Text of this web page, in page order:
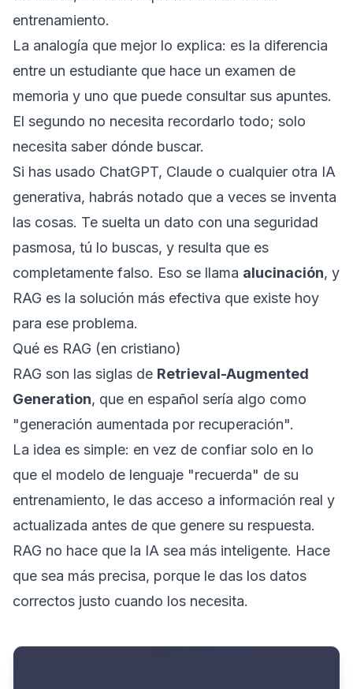
entrenamiento.
La analogía que mejor lo explica: es la diferencia
entre un estudiante que hace un examen de
memoria y uno que puede consultar sus apuntes.
El segundo no necesita recordarlo todo; solo
necesita saber dónde buscar.
Si has usado ChatGPT, Claude o cualquier otra IA
generativa, habrás notado que a veces se inventa
las cosas. Te suelta un dato con una seguridad
pasmosa, tú lo buscas, y resulta que es
completamente falso. Eso se llama alucinación, y
RAG es la solución más efectiva que existe hoy
para ese problema.
Qué es RAG (en cristiano)
RAG son las siglas de Retrieval-Augmented
Generation, que en español sería algo como
"generación aumentada por recuperación".
La idea es simple: en vez de confiar solo en lo
que el modelo de lenguaje "recuerda" de su
entrenamiento, le das acceso a información real y
actualizada antes de que genere su respuesta.
RAG no hace que la IA sea más inteligente. Hace
que sea más precisa, porque le das los datos
correctos justo cuando los necesita.